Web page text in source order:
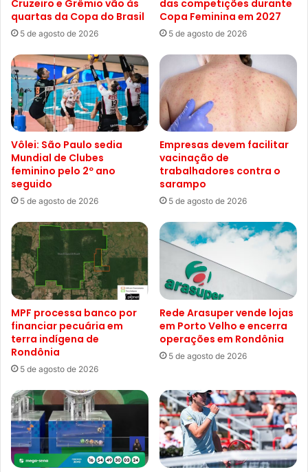
Cruzeiro e Grêmio vão às
quartas da Copa do Brasil
5 de agosto de 2026
das competições durante
Copa Feminina em 2027
5 de agosto de 2026
Vôlei: São Paulo sedia
Mundial de Clubes
feminino pelo 2º ano
seguido
5 de agosto de 2026
Empresas devem facilitar
vacinação de
trabalhadores contra o
sarampo
5 de agosto de 2026
MPF processa banco por
financiar pecuária em
terra indígena de
Rondônia
5 de agosto de 2026
Rede Arasuper vende lojas
em Porto Velho e encerra
operações em Rondônia
5 de agosto de 2026